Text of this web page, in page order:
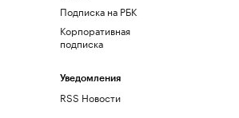
Подписка на РБК
Корпоративная
подписка
Уведомления
RSS Новости